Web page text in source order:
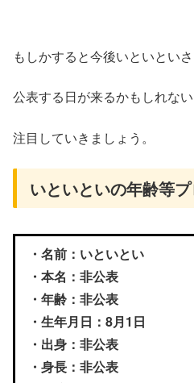
もしかすると今後いといとい
公表する日が来るかもしれない
注目していきましょう。
いといといの年齢等プ
・名前：いといとい
・本名：非公表
・年齢：非公表
・生年月日：8月1日
・出身：非公表
・身長：非公表